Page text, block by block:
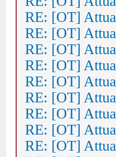
RE: [OT]
RE: [OT]
RE: [OT]
RE: [OT]
RE: [OT]
RE: [OT]
RE: [OT]
RE: [OT]
RE: [OT]